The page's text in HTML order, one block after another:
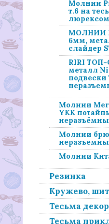
Молнии
т.6 на
люрексом
МОЛНИИ
6мм,
слайдер
RIRI
металл
подвески
Молнии
YKK
Молнии
Молнии
Резинка
Кружево,
Тесьма
Тесьма